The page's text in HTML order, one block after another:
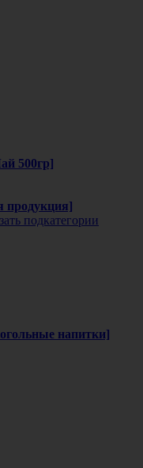
500гр]
продукция]
подкатегории
напитки]